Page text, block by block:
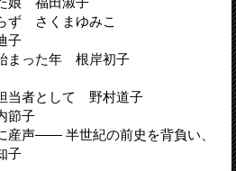
ず さくまゆみこ
子
まった年 根岸初子
当者として 野村道子
節子
声―― 半世紀の前史を背負い、
子